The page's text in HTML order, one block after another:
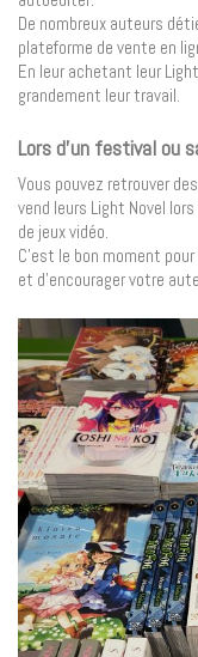
De nombreux auteurs
plateforme de vente en
En leur achetant leur
grandement leur travail.
Lors d’un festival ou
Vous pouvez retrouver
vend leurs Light Novel
de jeux vidéo.
C’est le bon moment
et d’encourager votre